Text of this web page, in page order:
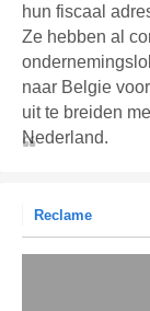
hun fiscaal
Ze hebben al
naar Belgie
uit te breiden
Nederland.
Reclame